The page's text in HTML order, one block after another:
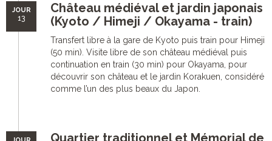
JOUR
13
Château médiéval et jardin japonais
(Kyoto / Himeji / Okayama - train)
Transfert libre à la gare de Kyoto puis train pour Himeji
(50 min). Visite libre de son château médiéval puis
continuation en train (30 min) pour Okayama, pour
découvrir son château et le jardin Korakuen, considéré
comme l’un des plus beaux du Japon.
Quartier traditionnel et Mémorial de